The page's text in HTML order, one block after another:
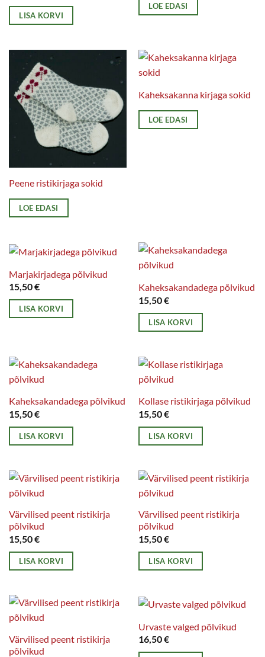
LISA KORVI
LOE EDASI
Peene ristikirjaga sokid
LOE EDASI
Kaheksakanna kirjaga sokid
LOE EDASI
Marjakirjadega põlvikud
15,50€
LISA KORVI
Kaheksakandadega põlvikud
15,50€
LISA KORVI
Kaheksakandadega põlvikud
15,50€
LISA KORVI
Kollase ristikirjaga põlvikud
15,50€
LISA KORVI
Värvilised peent ristikirja
põlvikud
15,50€
LISA KORVI
Värvilised peent ristikirja
põlvikud
15,50€
LISA KORVI
Värvilised peent ristikirja
põlvikud
Urvaste valged põlvikud
16,50€